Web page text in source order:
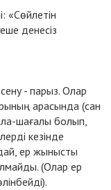
«Сөйлетін
денесіз
- парыз. Олар
арасында (сан
шағалы болып,
кезінде
ер жынысты
(Олар ер